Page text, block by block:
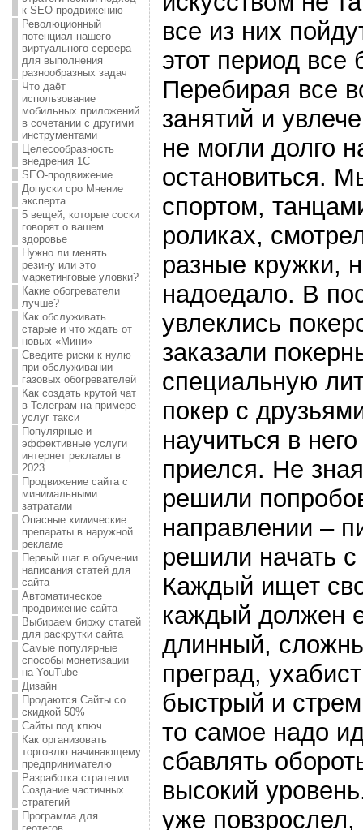
к SEO-продвижению
Революционный
потенциал нашего
виртуального сервера
для выполнения
разнообразных задач
Что даёт
использование
мобильных приложений
в сочетании с другими
инструментами
Целесообразность
внедрения 1С
SEO-продвижение
Допуски сро Мнение
эксперта
5 вещей, которые соски
говорят о вашем
здоровье
Нужно ли менять
резину или это
маркетинговые уловки?
Какие обогреватели
лучше?
Как обслуживать
старые и что ждать от
новых «Мини»
Сведите риски к нулю
при обслуживании
газовых обогревателей
Как создать крутой чат
в Телеграм на примере
услуг такси
Популярные и
эффективные услуги
интернет рекламы в
2023
Продвижение сайта с
минимальными
затратами
Опасные химические
препараты в наружной
рекламе
Первый шаг в обучении
написания статей для
сайта
Автоматическое
продвижение сайта
Выбираем биржу статей
для раскрутки сайта
Самые популярные
способы монетизации
на YouTube
Дизайн
Продаются Сайты со
скидкой 50%
Сайты под ключ
Как организовать
торговлю начинающему
предпринимателю
Разработка стратегии:
Создание частичных
стратегий
Программа для
все из них
этот период все
Перебирая все
занятий и
не могли долго
остановиться.
спортом,
роликах,
разные кружки,
надоедало. В
увлеклись
заказали
специальную
покер с
научиться в
приелся. Не
решили
направлении –
решили начать
Каждый ищет
каждый должен
длинный,
преград,
быстрый и
то самое надо
сбавлять
высокий
уже